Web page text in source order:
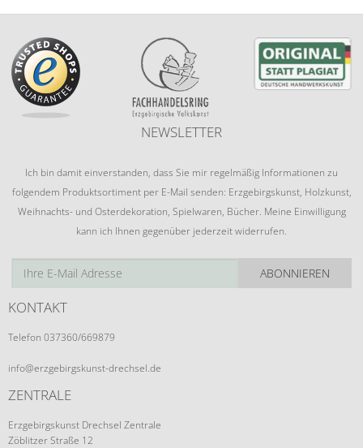
NEWSLETTER
Ich bin damit einverstanden, dass Sie mir regelmäßig Informationen zu
folgendem Produktsortiment per E-Mail senden: Erzgebirgskunst, Holzkunst,
Weihnachts- und Osterdekoration, Spielwaren, Bücher. Meine Einwilligung
kann ich Ihnen gegenüber jederzeit widerrufen.
ABONNIEREN
KONTAKT
Telefon 037360/669879
info@erzgebirgskunst-drechsel.de
ZENTRALE
Erzgebirgskunst Drechsel Zentrale
Zöblitzer Straße 12